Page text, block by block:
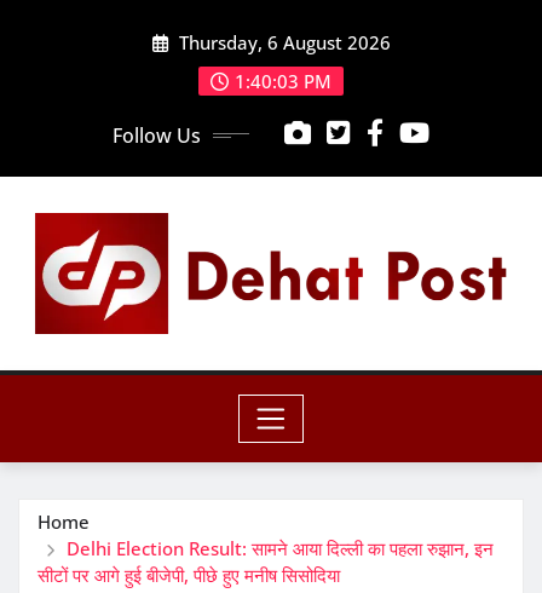
Thursday, 6 August 2026
1:40:04 PM
Follow Us
Home
Delhi Election Result: सामने आया दिल्ली का पहला रुझान, इन
सीटों पर आगे हुई बीजेपी, पीछे हुए मनीष सिसोदिया